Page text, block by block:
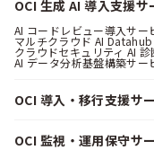
OCI 生成 AI 導入支援サ
AI コードレビュー導入サー
マルチクラウド AI
クラウドセキュリティ AI
AI データ分析基盤構築サー
OCI 導入・移行支援サ
OCI 監視・運用保守サ